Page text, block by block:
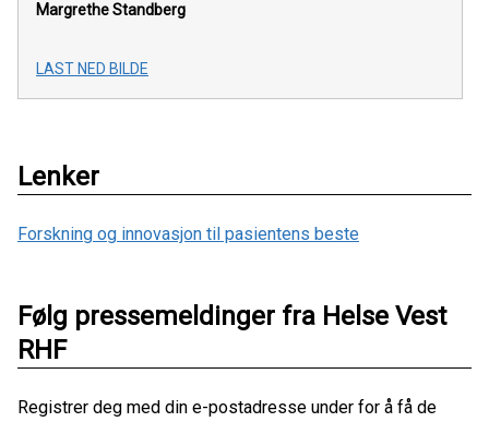
Margrethe Standberg
LAST NED BILDE
Lenker
Forskning og innovasjon til pasientens beste
Følg pressemeldinger fra Helse Vest
RHF
Registrer deg med din e-postadresse under for å få de